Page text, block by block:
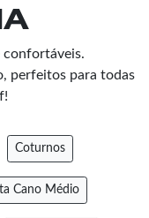
confortáveis.
perfeitos para todas
Coturnos
Cano Médio